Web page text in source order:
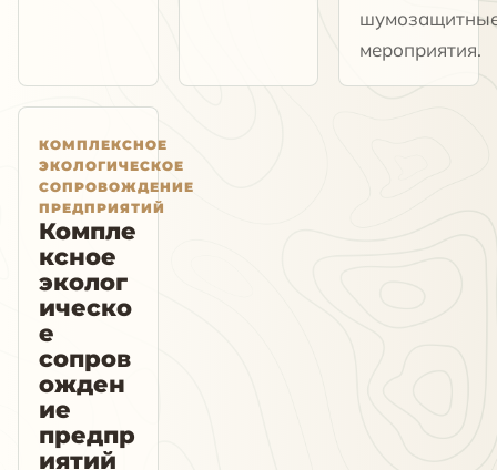
мероприятия.
КОМПЛЕКСНОЕ
ЭКОЛОГИЧЕСКОЕ
СОПРОВОЖДЕНИЕ
ПРЕДПРИЯТИЙ
Компле
ксное
эколог
ическо
е
сопров
ожден
ие
предпр
иятий